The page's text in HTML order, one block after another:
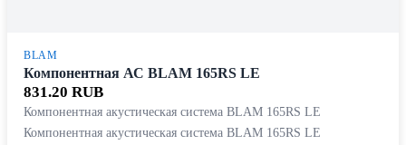
BLAM
Компонентная АС BLAM 165RS LE
831.20 RUB
Компонентная акустическая система BLAM 165RS LE
Компонентная акустическая система BLAM 165RS LE